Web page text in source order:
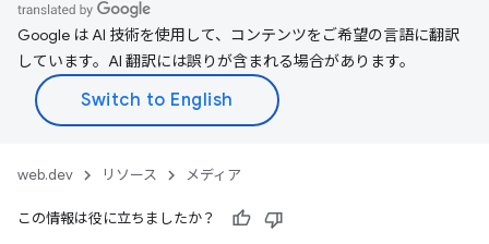
Google は AI 技術を使用して、コンテンツをご希望の言語に翻訳
しています。AI 翻訳には誤りが含まれる場合があります。
web.dev リソース メディア
この情報は役に立ちましたか？